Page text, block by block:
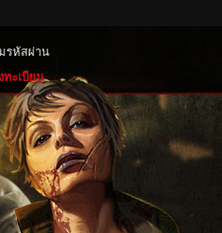
รหัสผ่าน
ทะเบียน